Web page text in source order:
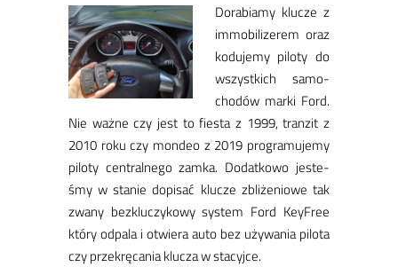
Do­ra­bia­my klu­cze z
im­mo­bi­li­ze­rem oraz
ko­du­je­my pi­lo­ty do
wszyst­kich sa­mo­
cho­dów mar­ki Ford.
Nie waż­ne czy jest to fie­sta z 1999, tran­zit z
2010 ro­ku czy mon­deo z 2019 pro­gra­mu­je­my
pi­lo­ty cen­tral­ne­go zam­ka. Do­dat­ko­wo je­ste­
śmy w sta­nie do­pi­sać klu­cze zbli­że­nio­we tak
zwa­ny bez­klu­czy­ko­wy sys­tem Ford Key­Free
któ­ry od­pa­la i otwie­ra au­to bez uży­wa­nia pi­lo­ta
czy prze­krę­ca­nia klu­cza w sta­cyj­ce.